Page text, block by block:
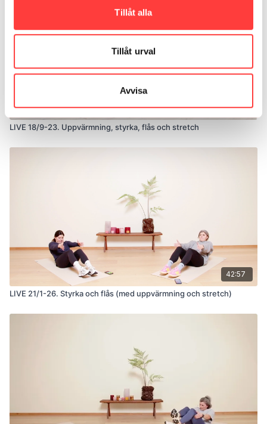
Tillåt alla
Tillåt urval
Avvisa
43:07
LIVE 18/9-23. Uppvärmning, styrka, flås och stretch
42:57
LIVE 21/1-26. Styrka och flås (med uppvärmning och stretch)